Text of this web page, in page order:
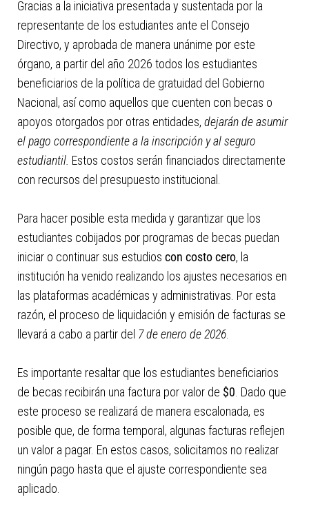
Gracias a la iniciativa presentada y sustentada por la
representante de los estudiantes ante el Consejo
Directivo, y aprobada de manera unánime por este
órgano, a partir del año 2026 todos los estudiantes
beneficiarios de la política de gratuidad del Gobierno
Nacional, así como aquellos que cuenten con becas o
apoyos otorgados por otras entidades, dejarán de asumir
el pago correspondiente a la inscripción y al seguro
estudiantil. Estos costos serán financiados directamente
con recursos del presupuesto institucional.
Para hacer posible esta medida y garantizar que los
estudiantes cobijados por programas de becas puedan
iniciar o continuar sus estudios con costo cero, la
institución ha venido realizando los ajustes necesarios en
las plataformas académicas y administrativas. Por esta
razón, el proceso de liquidación y emisión de facturas se
llevará a cabo a partir del 7 de enero de 2026.
Es importante resaltar que los estudiantes beneficiarios
de becas recibirán una factura por valor de $0 . Dado que
este proceso se realizará de manera escalonada, es
posible que, de forma temporal, algunas facturas reflejen
un valor a pagar. En estos casos, solicitamos no realizar
ningún pago hasta que el ajuste correspondiente sea
aplicado.